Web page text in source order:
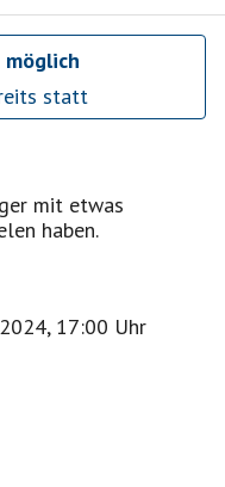
statt
mit etwas
haben.
17:00 Uhr